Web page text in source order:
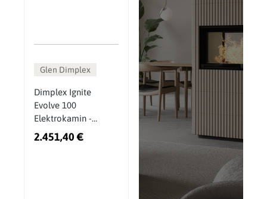
Glen Dimplex
Dimplex Ignite
Evolve 100
Elektrokamin -
Randloses Design,
App-Steuerung und
2.451,40 €